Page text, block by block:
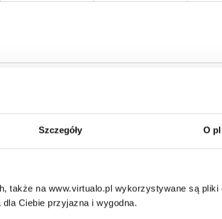
Szczegóły O
także na www.virtualo.pl wykorzystywane są pliki
dla Ciebie przyjazna i wygodna.